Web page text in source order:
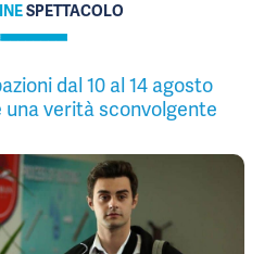
SPETTACOLO
dal 10 al 14 agosto
una verità sconvolgente